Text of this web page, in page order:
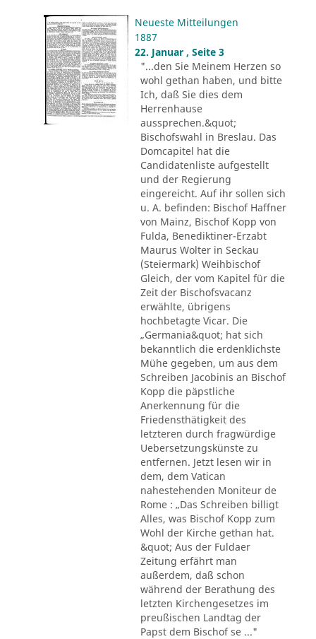
Neueste Mitteilungen
1887
22. Januar , Seite 3
"...den Sie Meinem Herzen so
wohl gethan haben, und bitte
Ich, daß Sie dies dem
Herrenhause
aussprechen.&quot;
Bischofswahl in Breslau. Das
Domcapitel hat die
Candidatenliste aufgestellt
und der Regierung
eingereicht. Auf ihr sollen sich
u. A. befinden: Bischof Haffner
von Mainz, Bischof Kopp von
Fulda, Benediktiner-Erzabt
Maurus Wolter in Seckau
(Steiermark) Weihbischof
Gleich, der vom Kapitel für die
Zeit der Bischofsvacanz
erwählte, übrigens
hochbetagte Vicar. Die
„Germania&quot; hat sich
bekanntlich die erdenklichste
Mühe gegeben, um aus dem
Schreiben Jacobinis an Bischof
Kopp die päpstliche
Anerkennung für die
Friedensthätigkeit des
letzteren durch fragwürdige
Uebersetzungskünste zu
entfernen. Jetzt lesen wir in
dem, dem Vatican
nahestehenden Moniteur de
Rome : „Das Schreiben billigt
Alles, was Bischof Kopp zum
Wohl der Kirche gethan hat.
&quot; Aus der Fuldaer
Zeitung erfährt man
außerdem, daß schon
während der Berathung des
letzten Kirchengesetzes im
preußischen Landtag der
Papst dem Bischof se ..."